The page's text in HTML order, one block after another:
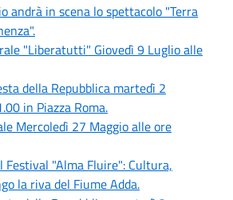
andrà in scena lo spettacolo "Terra
"Liberatutti" Giovedì 9 Luglio alle
della Repubblica martedì 2
in Piazza Roma.
Mercoledì 27 Maggio alle ore
Festival "Alma Fluire": Cultura,
la riva del Fiume Adda.